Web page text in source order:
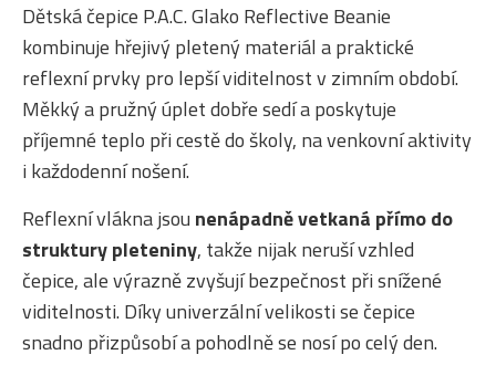
Dětská čepice P.A.C. Glako Reflective Beanie
kombinuje hřejivý pletený materiál a praktické
reflexní prvky pro lepší viditelnost v zimním období.
Měkký a pružný úplet dobře sedí a poskytuje
příjemné teplo při cestě do školy, na venkovní aktivity
i každodenní nošení.
Reflexní vlákna jsou nenápadně vetkaná přímo do
struktury pleteniny, takže nijak neruší vzhled
čepice, ale výrazně zvyšují bezpečnost při snížené
viditelnosti. Díky univerzální velikosti se čepice
snadno přizpůsobí a pohodlně se nosí po celý den.